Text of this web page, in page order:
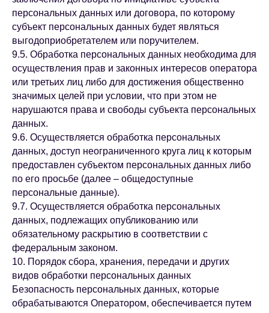
персональных данных или договора, по которому
субъект персональных данных будет являться
выгодоприобретателем или поручителем.
9.5. Обработка персональных данных необходима для
осуществления прав и законных интересов оператора
или третьих лиц либо для достижения общественно
значимых целей при условии, что при этом не
нарушаются права и свободы субъекта персональных
данных.
9.6. Осуществляется обработка персональных
данных, доступ неограниченного круга лиц к которым
предоставлен субъектом персональных данных либо
по его просьбе (далее – общедоступные
персональные данные).
9.7. Осуществляется обработка персональных
данных, подлежащих опубликованию или
обязательному раскрытию в соответствии с
федеральным законом.
10. Порядок сбора, хранения, передачи и других
видов обработки персональных данных
Безопасность персональных данных, которые
обрабатываются Оператором, обеспечивается путем